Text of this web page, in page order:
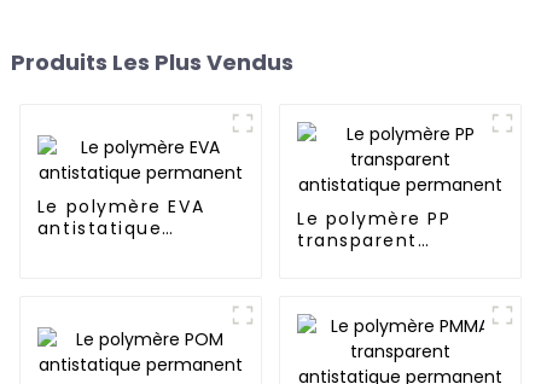
Produits Les Plus Vendus
Le polymère EVA
antistatique
Le polymère PP
transparent